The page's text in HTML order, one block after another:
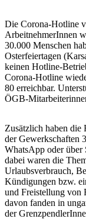
Die Corona-Hotline
ArbeitnehmerInnen
30.000 Menschen
Osterfeiertagen
keinen Hotline-
Corona-Hotline
80 erreichbar.
ÖGB-
Zusätzlich haben die
der Gewerkschaften
WhatsApp oder über
dabei waren die
Urlaubsverbrauch,
Kündigungen bzw.
und Freistellung von
davon fanden in
der